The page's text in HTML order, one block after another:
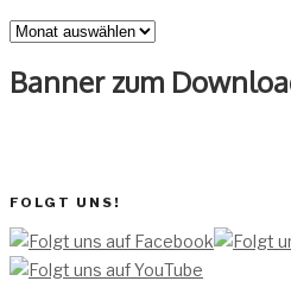
Archiv
Banner zum
FOLGT UNS!